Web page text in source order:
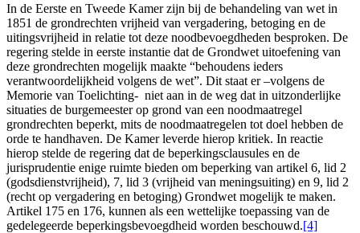
In de Eerste en Tweede Kamer zijn bij de behandeling van wet in
1851 de grondrechten vrijheid van vergadering, betoging en de
uitingsvrijheid in relatie tot deze noodbevoegdheden besproken. De
regering stelde in eerste instantie dat de Grondwet uitoefening van
deze grondrechten mogelijk maakte “behoudens ieders
verantwoordelijkheid volgens de wet”. Dit staat er –volgens de
Memorie van Toelichting- niet aan in de weg dat in uitzonderlijke
situaties de burgemeester op grond van een noodmaatregel
grondrechten beperkt, mits de noodmaatregelen tot doel hebben de
orde te handhaven. De Kamer leverde hierop kritiek. In reactie
hierop stelde de regering dat de beperkingsclausules en de
jurisprudentie enige ruimte bieden om beperking van artikel 6, lid 2
(godsdienstvrijheid), 7, lid 3 (vrijheid van meningsuiting) en 9, lid 2
(recht op vergadering en betoging) Grondwet mogelijk te maken.
Artikel 175 en 176, kunnen als een wettelijke toepassing van de
gedelegeerde beperkingsbevoegdheid worden beschouwd.[4]